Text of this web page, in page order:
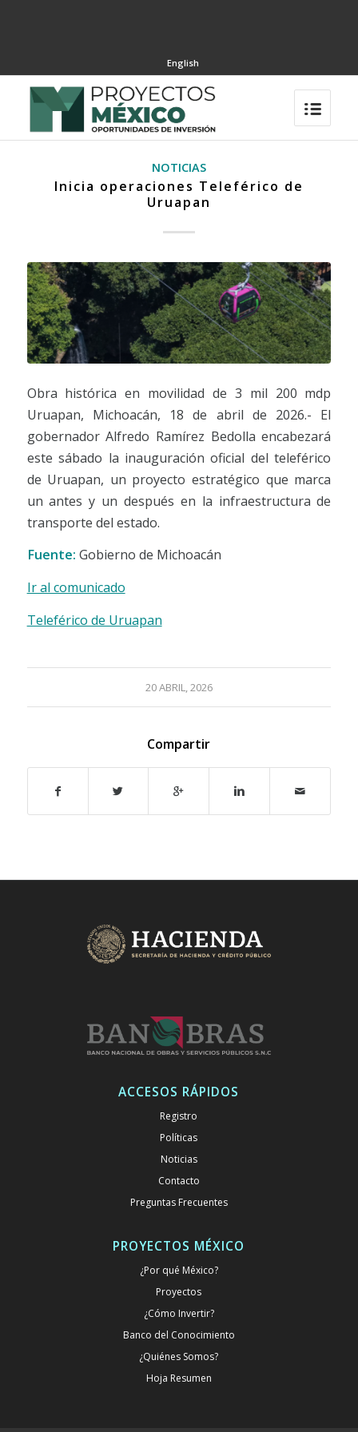
English
NOTICIAS
Inicia operaciones Teleférico de
Uruapan
Obra histórica en movilidad de 3 mil 200 mdp
Uruapan, Michoacán, 18 de abril de 2026.- El
gobernador Alfredo Ramírez Bedolla encabezará
este sábado la inauguración oficial del teleférico
de Uruapan, un proyecto estratégico que marca
un antes y un después en la infraestructura de
transporte del estado.
Fuente: Gobierno de Michoacán
Ir al comunicado
Teleférico de Uruapan
20 ABRIL, 2026
Compartir
ACCESOS RÁPIDOS
Registro
Políticas
Noticias
Contacto
Preguntas Frecuentes
PROYECTOS MÉXICO
¿Por qué México?
Proyectos
¿Cómo Invertir?
Banco del Conocimiento
¿Quiénes Somos?
Hoja Resumen